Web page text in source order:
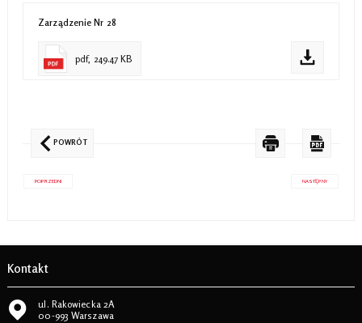
Zarządzenie Nr 28
pdf, 249.47 KB
POWRÓT
POPRZEDNI NASTĘPNY
Kontakt
ul. Rakowiecka 2A
00-993 Warszawa